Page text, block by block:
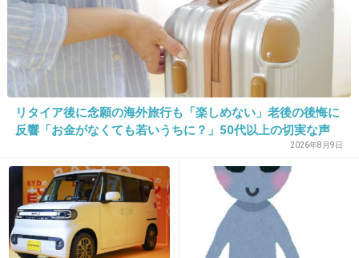
+62 -5
13. 匿名 2013/04/28(日) 21:41:20
一人だけAKBの中に混じってテレビ出演してる
んだからHKTにいる意味ないよね
+71
14. 匿名2013/04/28(日) 21:41:29
リタイア後に念願の海外旅行も「楽しめない」老後の後悔に
反響「お金がなくても若いうちに？」50代以上の切実な声
2026年8月9日